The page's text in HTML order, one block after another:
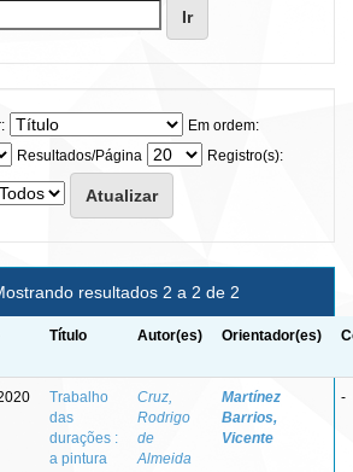
Em ordem:
Resultados/Página
Registro(s):
resultados 2 a 2 de 2
Título Autor(es) Orientador(es)
Trabalho
das
durações :
a pintura
Cruz,
Rodrigo
de
Almeida
Martínez
Barrios,
Vicente
-